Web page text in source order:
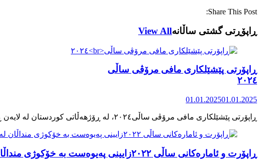
Share This Post:
ڕاپۆڕتی گشتی ساڵانهView All
ڕاپۆرتی پێشێلکاری مافی مرۆڤی ساڵی
٢٠٢٤
01.01.202501.01.2025
ڕاپۆرت و ئامارەکانی ساڵی ٢٠٢٢زایینی پەیوەست بە خۆکوژی منداڵان لە کوردستان